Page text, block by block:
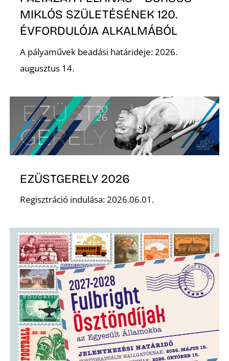
MIKLÓS SZÜLETÉSÉNEK 120.
ÉVFORDULÓJA ALKALMÁBÓL
A pályaművek beadási határideje: 2026.
augusztus 14.
EZÜSTGERELY 2026
Regisztráció indulása: 2026.06.01.